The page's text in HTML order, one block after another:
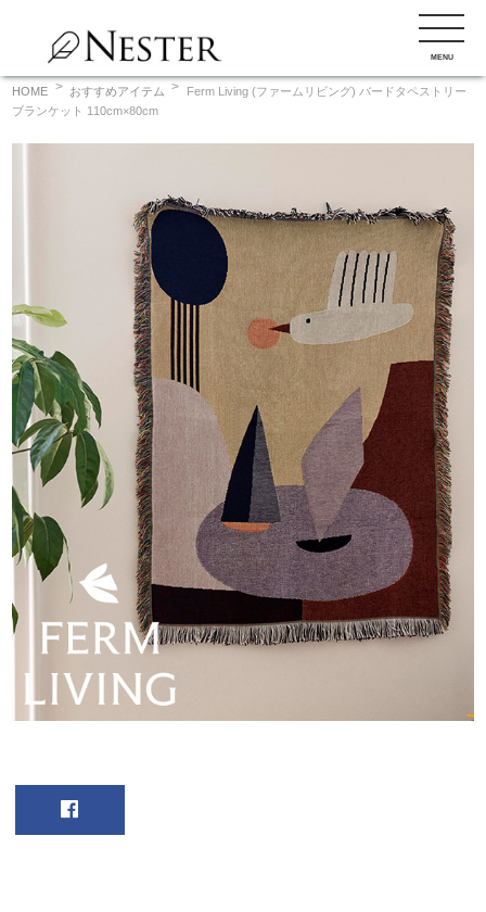
ン
へ
MENU
HOME おすすめアイテム
Ferm Living (ファームリビング) バードタペストリー
ブランケット 110cm×80cm